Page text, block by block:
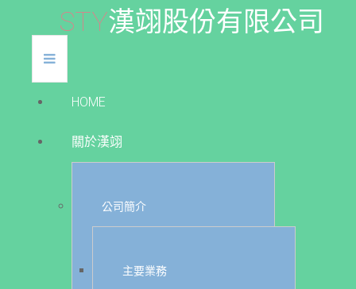
STY漢翊股份有限公司
HOME
關於漢翊
公司簡介
主要業務